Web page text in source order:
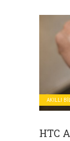
AKILLI
HTC